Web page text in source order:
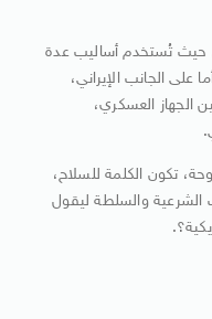
حيث تُستخدم أساليب عدة
على الجانب الإيراني،
الجهاز العسكري،
تكون الكلمة للسلاح،
الشرعية والسلطة ليقول